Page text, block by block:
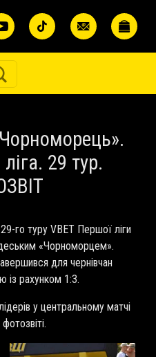
29 тур.
го туру VBET Першої ліги
«Чорноморцем».
для чернівчан
із рахунком 1:3.
у центральному матчі